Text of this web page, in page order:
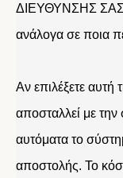
ΔΙΕΥΘΥΝΣΗΣ ΣΑΣ
ανάλογα σε ποια
Αν επιλέξετε αυτή
αποσταλλεί με την
αυτόματα το
αποστολής. Το